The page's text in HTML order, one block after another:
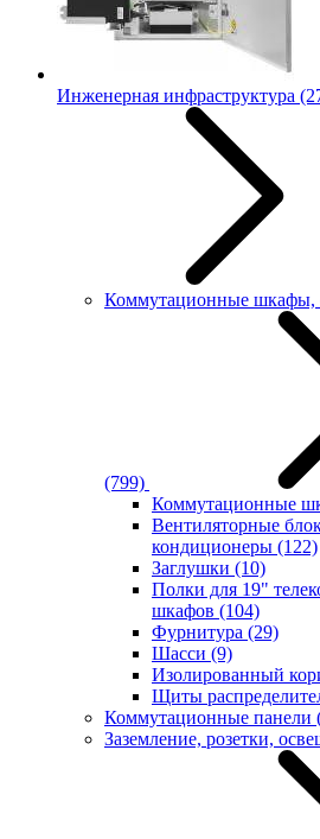
Инженерная инфраструктура
Коммутационные шкафы,
(799)
Коммутационные
Вентиляторные
кондиционеры (122)
Заглушки (10)
Полки для 19"
шкафов (104)
Фурнитура (29)
Шасси (9)
Изолированный
Щиты
Коммутационные панели
Заземление, розетки,